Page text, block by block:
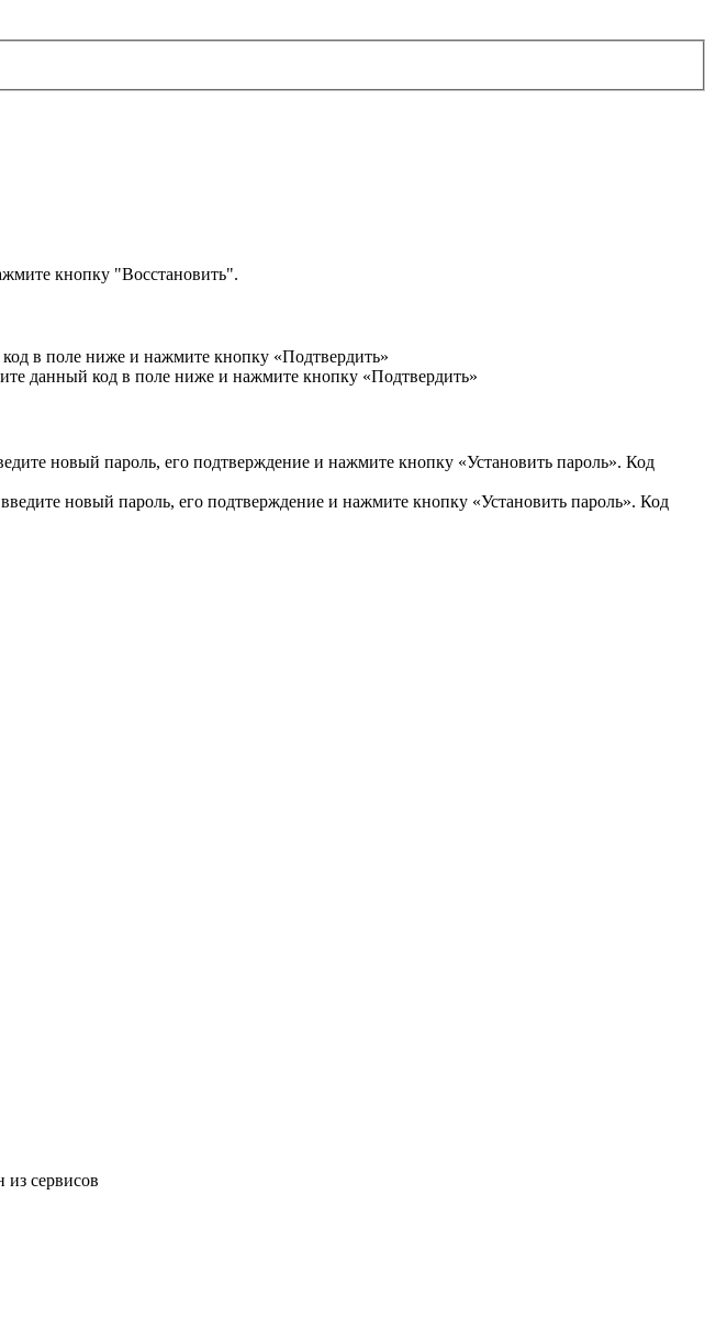
кнопку "Восстановить".
в поле ниже и нажмите кнопку «Подтвердить»
данный код в поле ниже и нажмите кнопку «Подтвердить»
новый пароль, его подтверждение и нажмите кнопку «Установить пароль». Код
новый пароль, его подтверждение и нажмите кнопку «Установить пароль». Код
из сервисов